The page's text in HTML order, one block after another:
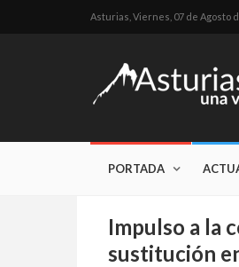
Asturias, Viernes, 07 de Agosto
PORTADA
Impulso a la
sustitución